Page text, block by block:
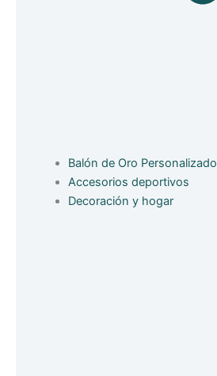
Balón de Oro Personalizado
Accesorios deportivos
Decoración y hogar